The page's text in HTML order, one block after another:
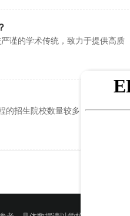
谨的学术传统，致力于提供高质
招生院校数量较多，并且招生方